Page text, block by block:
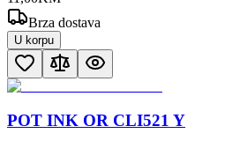
Brza dostava
U korpu
POT INK OR CLI521 Y